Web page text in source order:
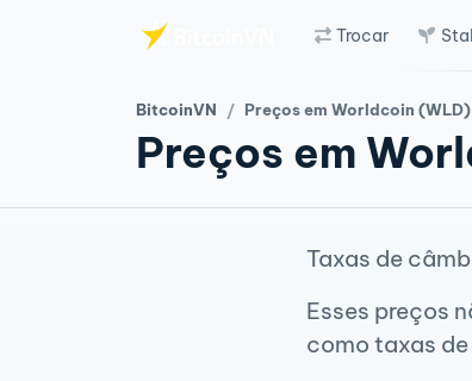
Trocar
BitcoinVN Preços em Worldcoin (WLD)
Preços em
Taxas de
Esses preços
como taxas de